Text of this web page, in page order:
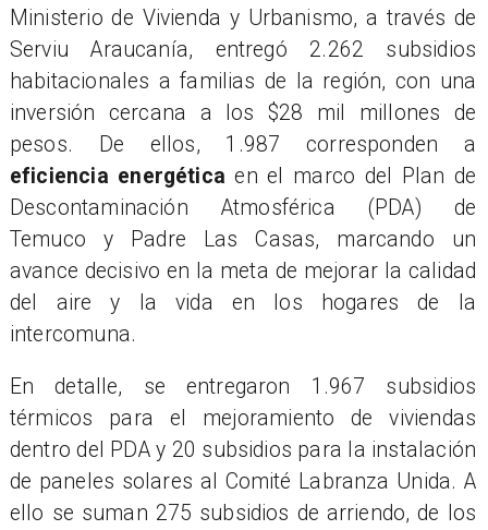
Ministerio de Vivienda y Urbanismo, a través de
Serviu Araucanía, entregó 2.262 subsidios
habitacionales a familias de la región, con una
inversión cercana a los $28 mil millones de
pesos. De ellos, 1.987 corresponden a
eficiencia energética en el marco del Plan de
Descontaminación Atmosférica (PDA) de
Temuco y Padre Las Casas, marcando un
avance decisivo en la meta de mejorar la calidad
del aire y la vida en los hogares de la
intercomuna.
En detalle, se entregaron 1.967 subsidios
térmicos para el mejoramiento de viviendas
dentro del PDA y 20 subsidios para la instalación
de paneles solares al Comité Labranza Unida. A
ello se suman 275 subsidios de arriendo, de los